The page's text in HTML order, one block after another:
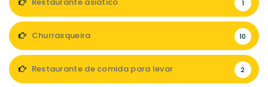
1
Churrasqueira 10
Restaurante de comida para levar 2